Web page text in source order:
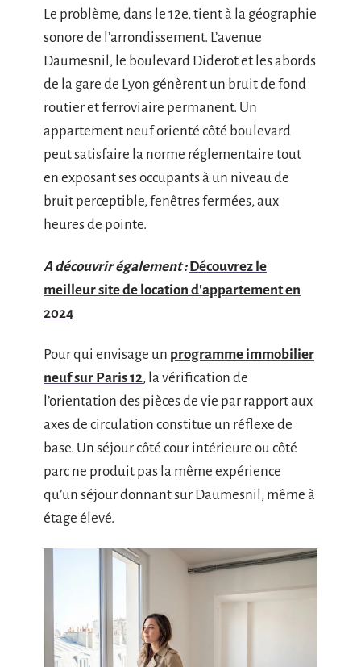
Le problème, dans le 12e, tient à la géographie
sonore de l’arrondissement. L’avenue
Daumesnil, le boulevard Diderot et les abords
de la gare de Lyon génèrent un bruit de fond
routier et ferroviaire permanent. Un
appartement neuf orienté côté boulevard
peut satisfaire la norme réglementaire tout
en exposant ses occupants à un niveau de
bruit perceptible, fenêtres fermées, aux
heures de pointe.
A découvrir également : Découvrez le
meilleur site de location d'appartement en
2024
Pour qui envisage un programme immobilier
neuf sur Paris 12, la vérification de
l’orientation des pièces de vie par rapport aux
axes de circulation constitue un réflexe de
base. Un séjour côté cour intérieure ou côté
parc ne produit pas la même expérience
qu’un séjour donnant sur Daumesnil, même à
étage élevé.